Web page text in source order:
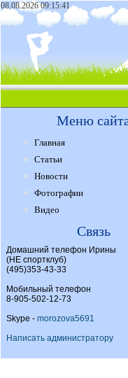
08.08.2026 09:15:41
Меню
Главная
Статьи
Новости
Фотографии
Видео
Связь
Домашний телефон Ирины
(НЕ спортклуб)
(495)353-43-33
Мобильный телефон
8-905-502-12-73
Skype - morozova5691
Написать администратору